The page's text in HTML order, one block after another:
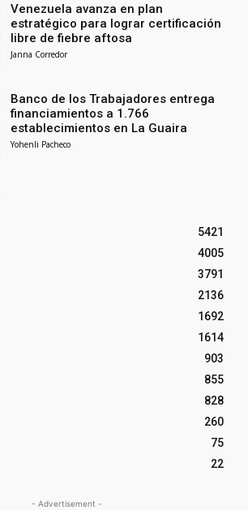
Venezuela avanza en plan
estratégico para lograr certificación
libre de fiebre aftosa
Janna Corredor
Banco de los Trabajadores entrega
financiamientos a 1.766
establecimientos en La Guaira
Yohenli Pacheco
5421
4005
3791
2136
1692
1614
903
855
828
260
75
22
- Advertisement -